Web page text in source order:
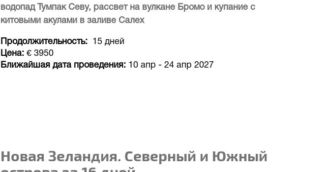
водопад Тумпак Севу, рассвет на вулкане Бромо и купание с
китовыми акулами в заливе Салех
Продолжительность
15 дней
Цена € 3950
Ближайшая дата проведения
10 апр - 24 апр 2027
Новая Зеландия. Северный и Южный